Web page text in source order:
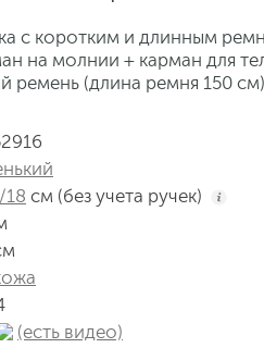
с коротким и длинным
на молнии + карман для
ремень (длина ремня 150
см (без учета ручек) i
(есть видео)